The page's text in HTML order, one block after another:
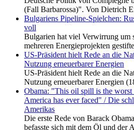
(Fall Barbarossa)". Von Dietrich
Bulgariens Pipeline-Spielchen:
voll
Bulgarien hat viel Verwirrung um
mehreren Energieprojekten
US-Präsident hielt Rede an die
Nutzung erneuerbarer Energien
US-Präsident hielt Rede an die
Nutzung erneuerbarer Energien
Obama: "This oil spill is the worst
America has ever faced" / Die
Amerikas
Die erste Rede von Barack
befasste sich mit dem Öl und der